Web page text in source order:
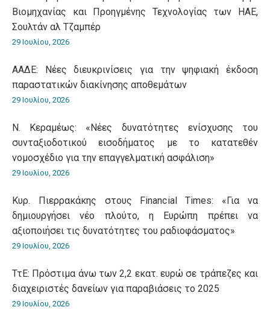
Βιομηχανίας και Προηγμένης Τεχνολογίας των ΗΑΕ,
Σουλτάν αλ Τζαμπέρ
29 Ιουλίου, 2026
ΑΑΔΕ: Νέες διευκρινίσεις για την ψηφιακή έκδοση
παραστατικών διακίνησης αποθεμάτων
29 Ιουλίου, 2026
Ν. Κεραμέως: «Νέες δυνατότητες ενίσχυσης του
συνταξιοδοτικού εισοδήματος με το κατατεθέν
νομοσχέδιο για την επαγγελματική ασφάλιση»
29 Ιουλίου, 2026
Κυρ. Πιερρακάκης στους Financial Times: «Για να
δημιουργήσει νέο πλούτο, η Ευρώπη πρέπει να
αξιοποιήσει τις δυνατότητες του ραδιοφάσματος»
29 Ιουλίου, 2026
ΤτΕ: Πρόστιμα άνω των 2,2 εκατ. ευρώ σε τράπεζες και
διαχειριστές δανείων για παραβιάσεις το 2025
29 Ιουλίου, 2026